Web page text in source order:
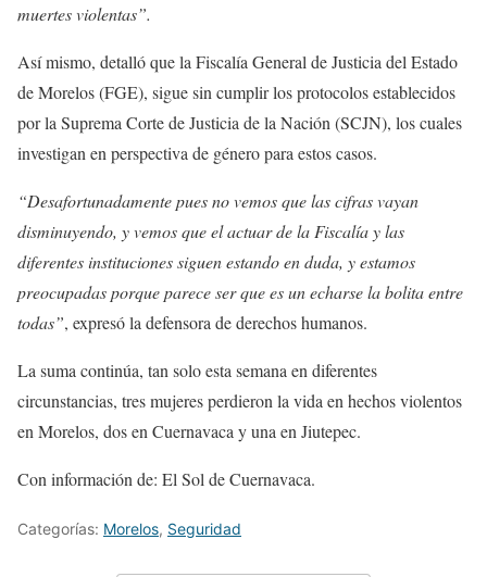
muertes violentas”.
Así mismo, detalló que la Fiscalía General de Justicia del Estado
de Morelos (FGE), sigue sin cumplir los protocolos establecidos
por la Suprema Corte de Justicia de la Nación (SCJN), los cuales
investigan en perspectiva de género para estos casos.
“Desafortunadamente pues no vemos que las cifras vayan
disminuyendo, y vemos que el actuar de la Fiscalía y las
diferentes instituciones siguen estando en duda, y estamos
preocupadas porque parece ser que es un echarse la bolita entre
todas”, expresó la defensora de derechos humanos.
La suma continúa, tan solo esta semana en diferentes
circunstancias, tres mujeres perdieron la vida en hechos violentos
en Morelos, dos en Cuernavaca y una en Jiutepec.
Con información de: El Sol de Cuernavaca.
Categorías: Morelos, Seguridad